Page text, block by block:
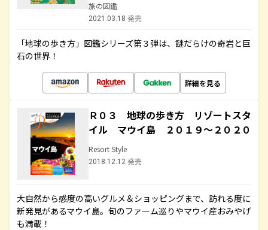
旅の図鑑
2021.03.18 発売
「地球の歩き方」図鑑シリーズ第３弾は、謎だらけの奇岩と巨
石の世界！
詳細を見る
Ｒ０３ 地球の歩き方 リゾートスタ
イル マウイ島 ２０１９～２０２０
Resort Style
2018.12.12 発売
大自然から感度の高いグルメ＆ショッピングまで、訪れる度に
新発見があるマウイ島。旬のファーム巡りやマウイ産おみやげ
も満載！